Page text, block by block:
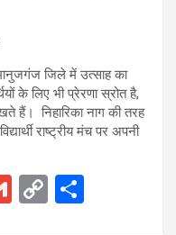
जिले में उत्साह का
के लिए भी प्रेरणा स्रोत है,
हैं। निहारिका नाग की तरह
राष्ट्रीय मंच पर अपनी
G
C